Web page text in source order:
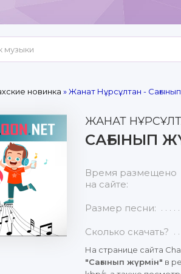
новинка » Жанат Нұрсұлтан -
ЖАНАТ
САҒЫНЫП
Время размещено
на сайте:
Размер песни:
Сколько скачать?
На странице сайта
"Сағынып жүрмін" в